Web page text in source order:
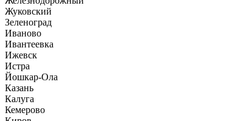
Жуковский
Зеленоград
Иваново
Ивантеевка
Ижевск
Истра
Йошкар-Ола
Казань
Калуга
Кемерово